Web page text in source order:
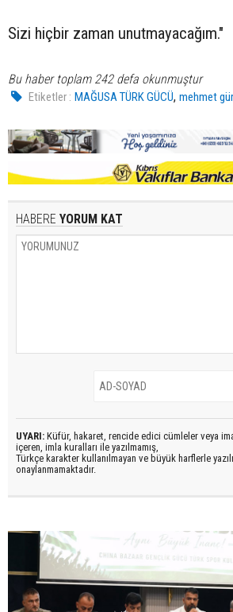
Sizi hiçbir zaman unutmayacağım."
Bu haber toplam 242 defa okunmuştur
Etiketler : MAĞUSA TÜRK GÜCÜ,mehmet
HABERE YORUM KAT
UYARI: Küfür, hakaret, rencide edici cümleler veya
içeren, imla kuralları ile yazılmamış,
Türkçe karakter kullanılmayan ve büyük harflerle
onaylanmamaktadır.